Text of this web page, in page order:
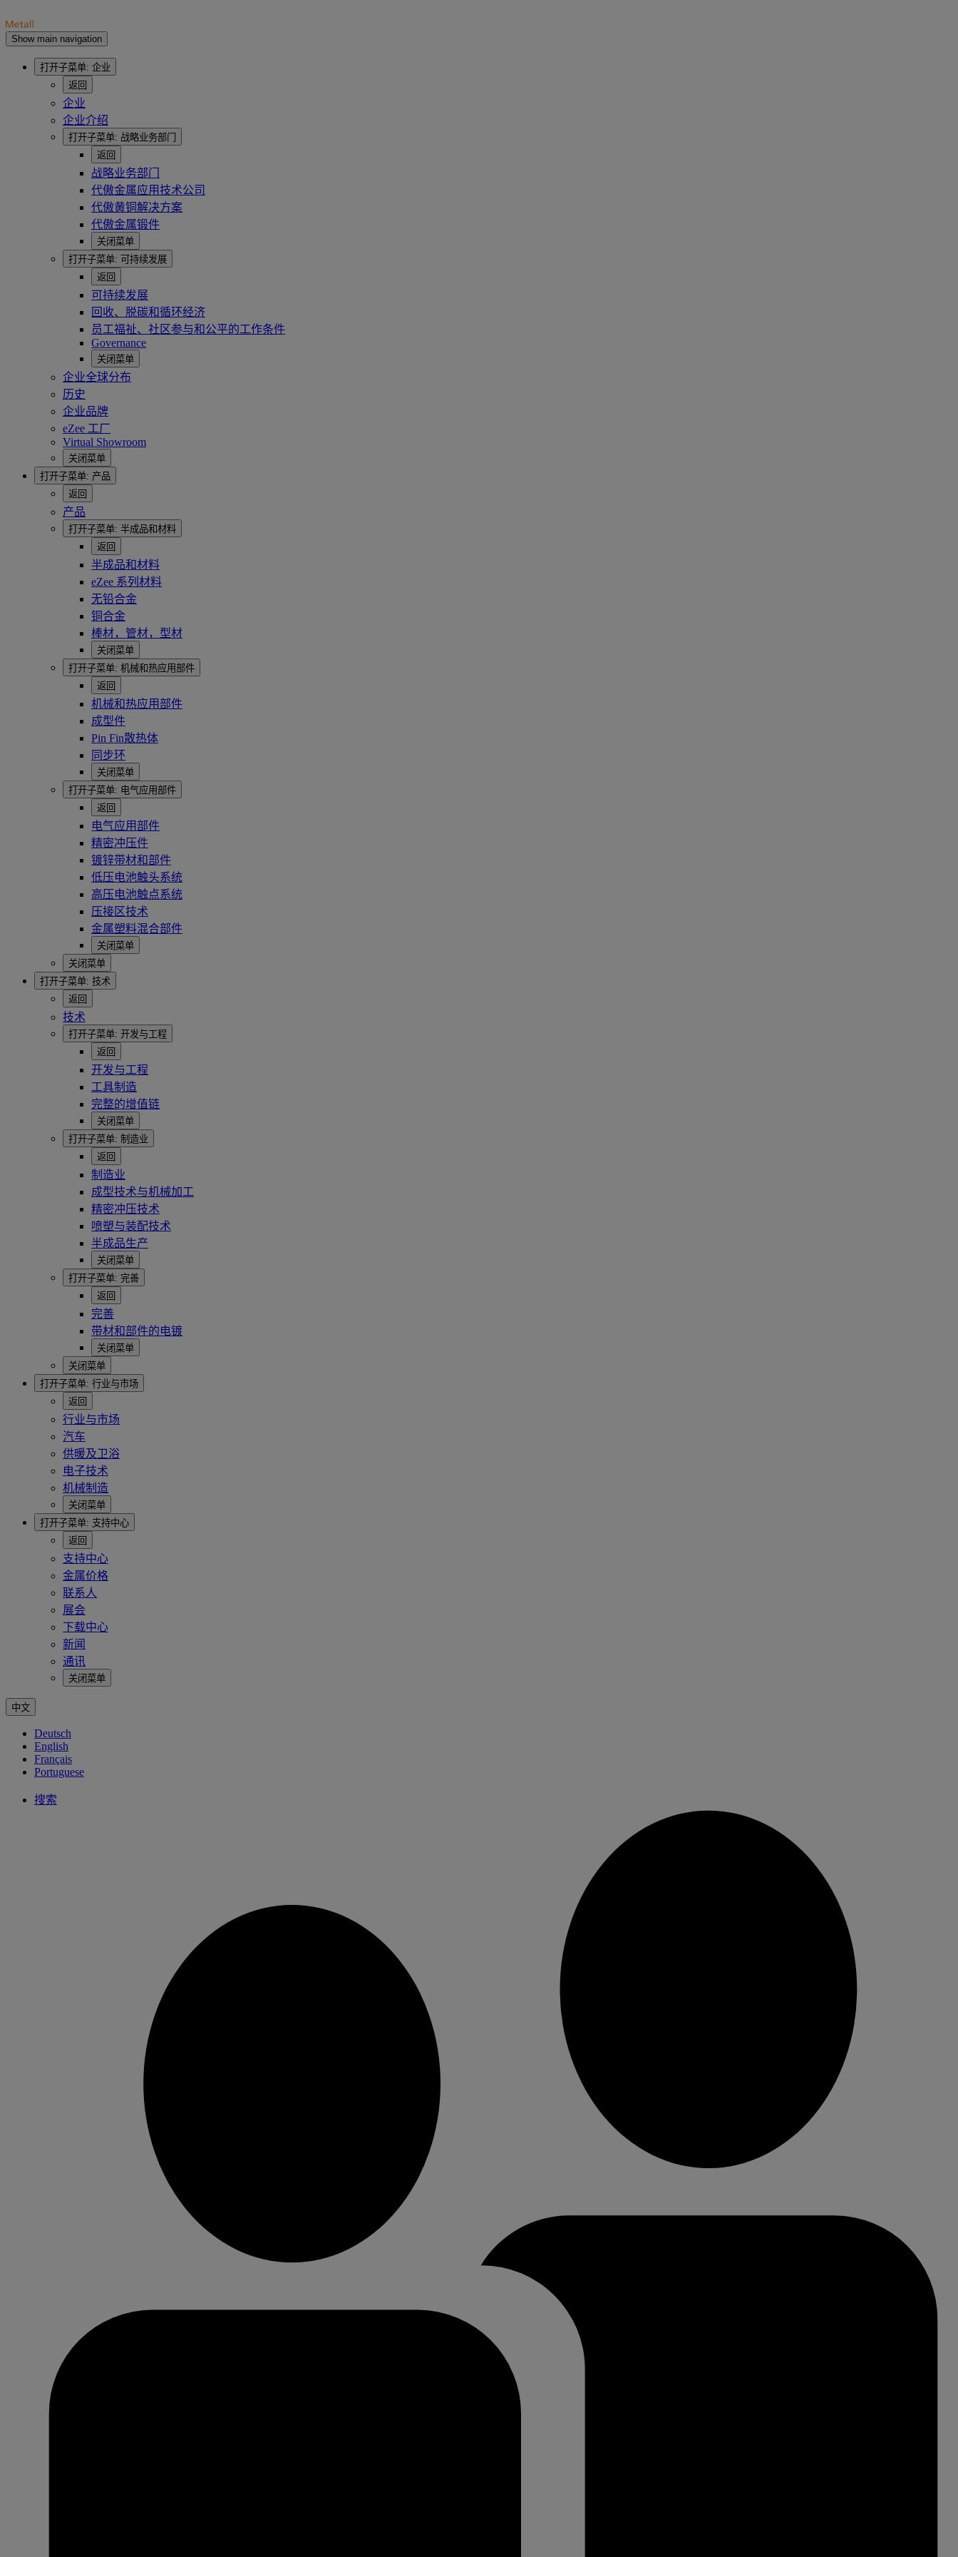
Show main navigation
打开子菜单: 企业
返回
企业
企业介绍
打开子菜单: 战略业务部门
返回
战略业务部门
代傲金属应用技术公司
代傲黄铜解决方案
代傲金属锻件
关闭菜单
打开子菜单: 可持续发展
返回
可持续发展
回收、脱碳和循环经济
员工福祉、社区参与和公平的工作条件
Governance
关闭菜单
企业全球分布
历史
企业品牌
eZee 工厂
Virtual Showroom
关闭菜单
打开子菜单: 产品
返回
产品
打开子菜单: 半成品和材料
返回
半成品和材料
eZee 系列材料
无铅合金
铜合金
棒材，管材，型材
关闭菜单
打开子菜单: 机械和热应用部件
返回
机械和热应用部件
成型件
Pin Fin散热体
同步环
关闭菜单
打开子菜单: 电气应用部件
返回
电气应用部件
精密冲压件
镀锌带材和部件
低压电池触头系统
高压电池触点系统
压接区技术
金属塑料混合部件
关闭菜单
关闭菜单
打开子菜单: 技术
返回
技术
打开子菜单: 开发与工程
返回
开发与工程
工具制造
完整的增值链
关闭菜单
打开子菜单: 制造业
返回
制造业
成型技术与机械加工
精密冲压技术
喷塑与装配技术
半成品生产
关闭菜单
打开子菜单: 完善
返回
完善
带材和部件的电镀
关闭菜单
关闭菜单
打开子菜单: 行业与市场
返回
行业与市场
汽车
供暖及卫浴
电子技术
机械制造
关闭菜单
打开子菜单: 支持中心
返回
支持中心
金属价格
联系人
展会
下载中心
新闻
通讯
关闭菜单
中文
Deutsch
English
Français
Portuguese
搜索